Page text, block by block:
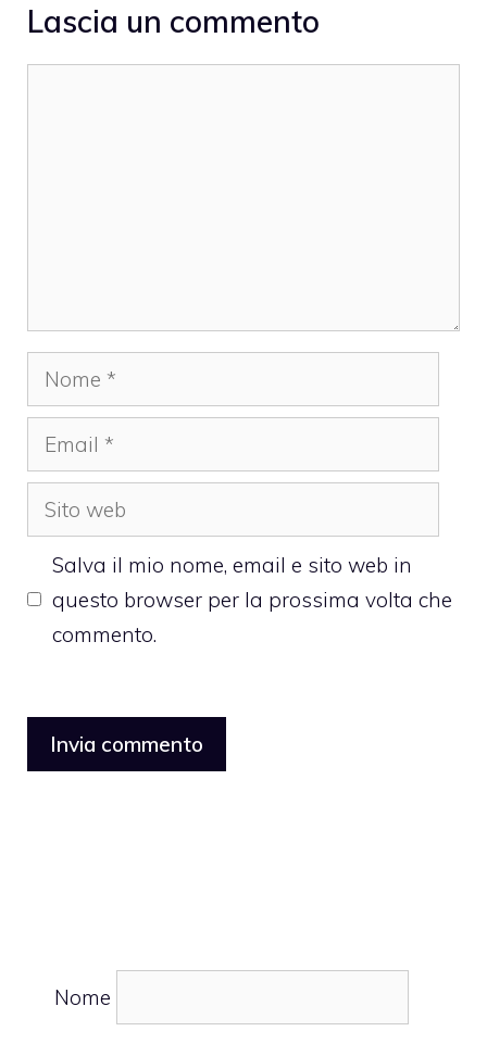
Lascia un commento
Nome
Email
Sito
web
Salva il mio nome, email e sito web in
questo browser per la prossima volta che
commento.
Nome